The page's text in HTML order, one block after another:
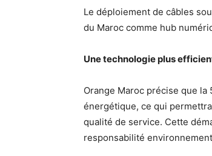
Le déploiement de câbles
du Maroc comme hub
Une technologie plus
Orange Maroc précise que
énergétique, ce qui
qualité de service. Cette
responsabilité